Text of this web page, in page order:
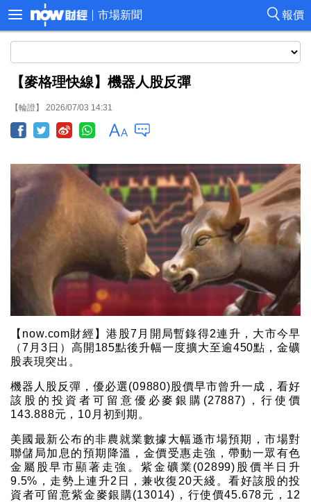
報價
市場新聞
【麥格理快線】機器人股反彈
【輪證】 2026/07/03 14:31
【now.com財經】港股7月開局暫錄得2連升，大市今早
（7月3日）高開185點後升幅一度擴大至逾450點，金礦
股表現突出。
機器人股反彈，優必選(09880)股價早市曾升一成，看好
該股的投資者可留意優必麥銀購(27887)，行使價
143.888元，10月初到期。
美國最新公布的非農就業數據大幅遜市場預期，市場對
聯儲局加息的預期降溫，金價受惠走強，帶動一眾有色
金屬股早市顯著走強。紫金礦業(02899)股價半日升
9.5%，走勢上連升2日，兼收復20天綫。看好該股的投
資者可留意紫金麥銀購(13014)，行使價45.678元，12